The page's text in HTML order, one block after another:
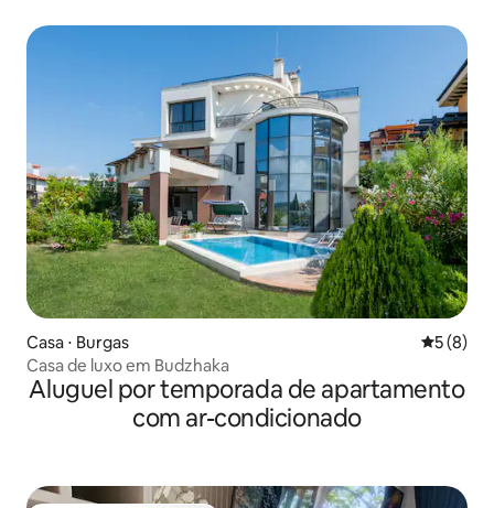
Casa ⋅ Burgas 5 de
5 (8)
Casa de luxo em Budzhaka
Aluguel por temporada de apartamento
com ar-condicionado